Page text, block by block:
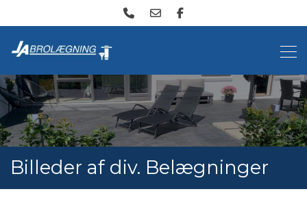
til
hovedindhold
Billeder af div. Belægninger